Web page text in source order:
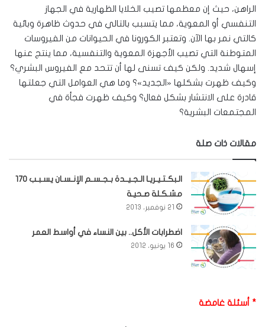
الراهن، حيث إن معظمها تصيب الخلايا الظهارية في الجهاز
التنفسي أو المعوية، مما يتسبب بالتالي في حدوث ظاهرة وبائية
كالتي نمر بها الآن. وتعتبر الكورونا في الحيوانات من الفيروسات
المتوطنة التي تصيب الأجهزة المعوية والتنفسية، مما ينتج عنها
إسهال شديد. ولكن كيف تسنى لها أن تتحد مع الفيروس البشري؟
وكيف ظهرت بشكلها «الجديد»؟ وما هي العوامل التي جعلتها
قادرة على الانتشار بشكل فعال؟ وكيف ظهرت فجأة في
المجتمعات البشرية؟
مقالات ذات صلة
الـبكـتـيـريـا الـجـيــدة بـجـسـم الإنـسـان يسـبـب 170
مشـكـلة صـحيـة
21 نوفمبر، 2013
اضطرابات الأكل.. بين النساء في أواسط العمر
16 يونيو، 2012
* أسئلة غامضة